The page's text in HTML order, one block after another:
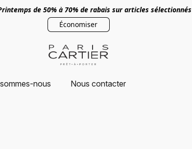
de 50% à 70% de rabais sur articles sélectionnés
Économiser
nous Nous contacter